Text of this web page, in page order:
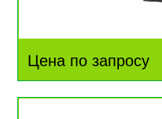
Цена по запросу